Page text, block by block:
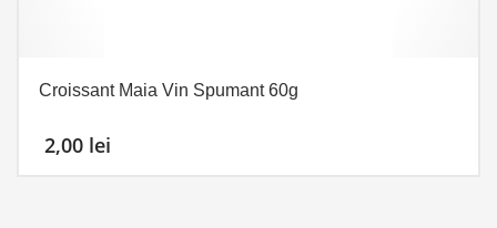
Croissant Maia Vin Spumant 60g
2,00 lei